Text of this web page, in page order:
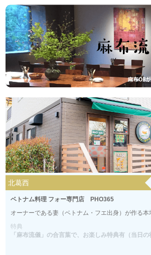
北葛西
ベトナム料理 フォー専門店 PHO365
オーナーである妻（ベトナム・フエ出身）が作る本
特典
「麻布流儀」の合言葉で、お楽しみ特典有（当日の